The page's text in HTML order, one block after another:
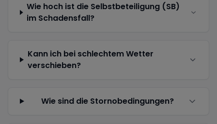
Wie hoch ist die Selbstbeteiligung (SB)
im Schadensfall?
Kann ich bei schlechtem Wetter
verschieben?
Wie sind die Stornobedingungen?